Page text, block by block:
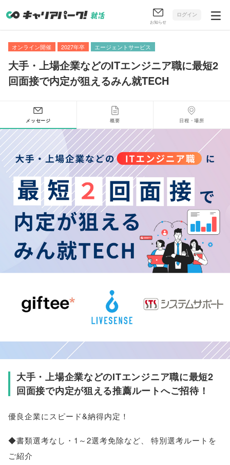
お知らせ
ログイン
オンライン開催 2027年卒 エージェントサービス
大手・上場企業などのITエンジニア職に最短2
回面接で内定が狙えるみん就TECH
メッセージ 概要 日程・場所
大手・上場企業などのITエンジニア職に最短2
回面接で内定が狙える推薦ルートへご招待！
優良企業にスピード&納得内定！
◆書類選考なし・1～2選考免除など、
特別選考ルートを
ご紹介